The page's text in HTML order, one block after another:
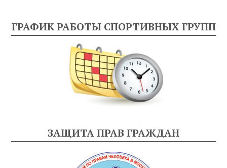
ГРАФИК РАБОТЫ СПОРТИВНЫХ ГРУПП
ЗАЩИТА ПРАВ ГРАЖДАН